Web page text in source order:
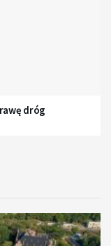
dróg